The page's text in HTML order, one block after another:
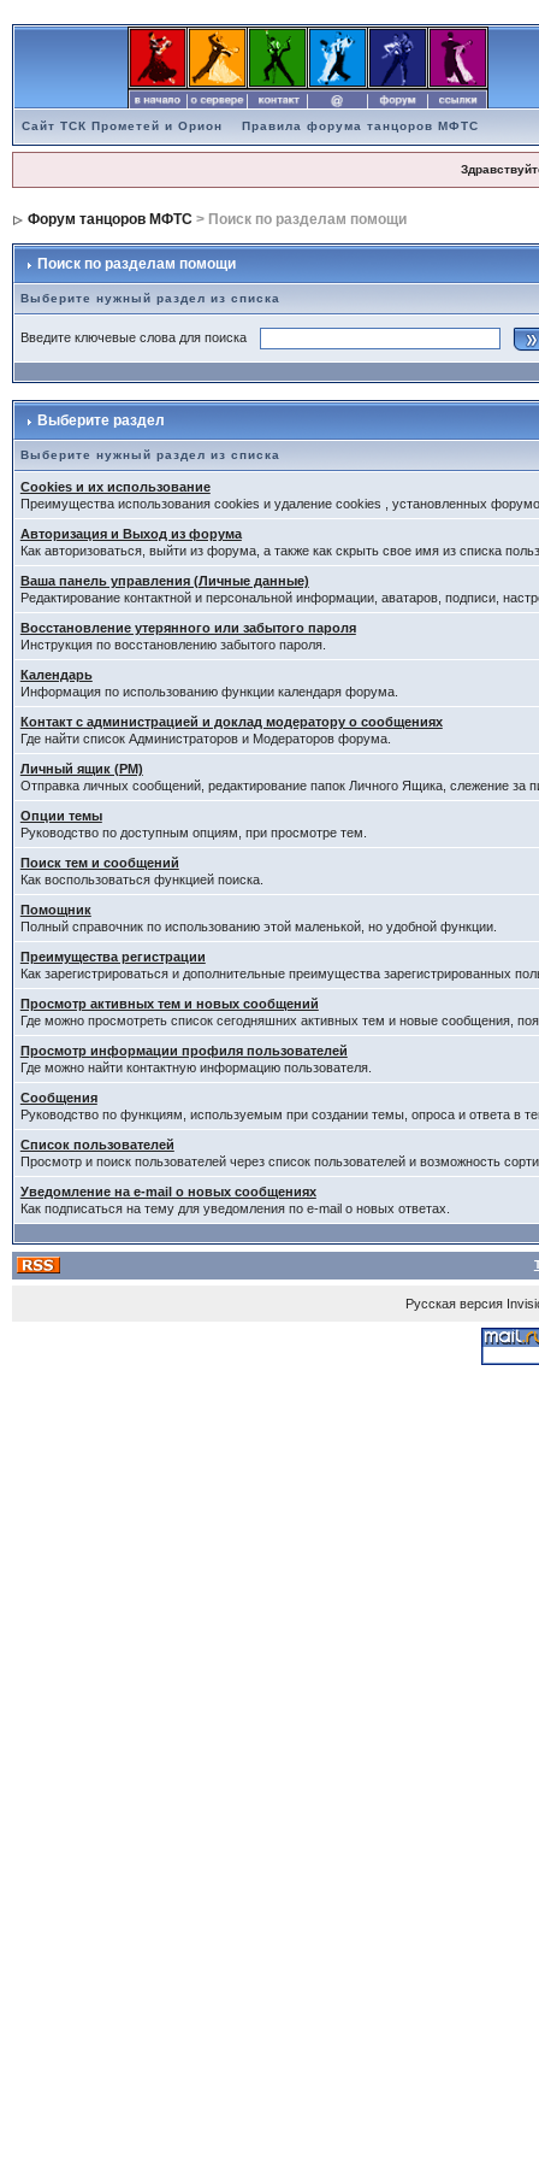
Сайт ТСК Прометей и Орион Правила форума танцоров МФТС
Форум танцоров МФТС> Поиск по разделам помощи
Поиск по разделам помощи
Выберите нужный раздел из списка
Введите ключевые слова для поиска
Выберите раздел
Выберите нужный раздел из списка
Cookies и их использование
Преимущества использования cookies и удаление cookies , установленных
Авторизация и Выход из форума
Как авторизоваться, выйти из форума, а также как скрыть свое имя из списка
Ваша панель управления (Личные данные)
Редактирование контактной и персональной информации, аватаров, подписи,
Восстановление утерянного или забытого пароля
Инструкция по восстановлению забытого пароля.
Календарь
Информация по использованию функции календаря форума.
Контакт с администрацией и доклад модератору о сообщениях
Где найти список Администраторов и Модераторов форума.
Личный ящик (PM)
Отправка личных сообщений, редактирование папок Личного Ящика, слежение за
Опции темы
Руководство по доступным опциям, при просмотре тем.
Поиск тем и сообщений
Как воспользоваться функцией поиска.
Помощник
Полный справочник по использованию этой маленькой, но удобной функции.
Преимущества регистрации
Как зарегистрироваться и дополнительные преимущества зарегистрированных
Просмотр активных тем и новых сообщений
Где можно просмотреть список сегодняшних активных тем и новые сообщения,
Просмотр информации профиля пользователей
Где можно найти контактную информацию пользователя.
Сообщения
Руководство по функциям, используемым при создании темы, опроса и ответа в
Список пользователей
Просмотр и поиск пользователей через список пользователей и возможность
Уведомление на e-mail о новых сообщениях
Как подписаться на тему для уведомления по e-mail о новых ответах.
Русская версия